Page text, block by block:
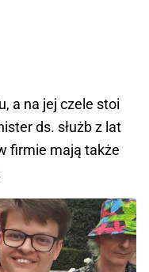
a na jej czele stoi
ds. służb z lat
firmie mają także